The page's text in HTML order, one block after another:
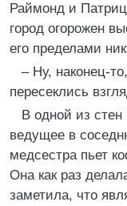
Раймонд и
город огорожен
его пределами
– Ну, наконец-
пересеклись
В одной из стен
ведущее в
медсестра пьет
Она как раз
заметила, что